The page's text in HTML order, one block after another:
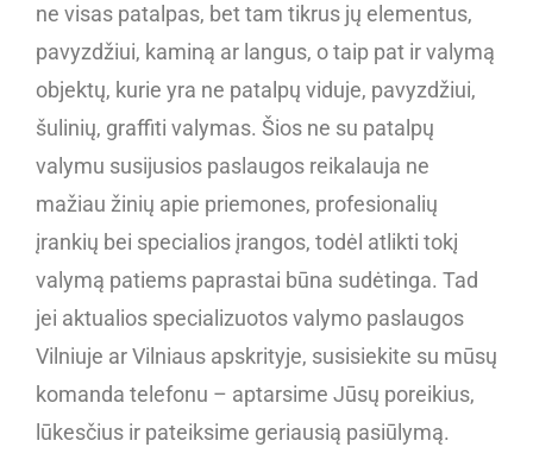
ne visas patalpas, bet tam tikrus jų elementus,
pavyzdžiui, kaminą ar langus, o taip pat ir valymą
objektų, kurie yra ne patalpų viduje, pavyzdžiui,
šulinių, graffiti valymas. Šios ne su patalpų
valymu susijusios paslaugos reikalauja ne
mažiau žinių apie priemones, profesionalių
įrankių bei specialios įrangos, todėl atlikti tokį
valymą patiems paprastai būna sudėtinga. Tad
jei aktualios specializuotos valymo paslaugos
Vilniuje ar Vilniaus apskrityje, susisiekite su mūsų
komanda telefonu – aptarsime Jūsų poreikius,
lūkesčius ir pateiksime geriausią pasiūlymą.